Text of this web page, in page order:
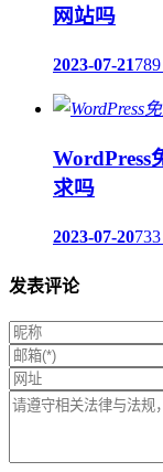
网站吗
2023-07-21
WordPress
求吗
2023-07-20
发表评论